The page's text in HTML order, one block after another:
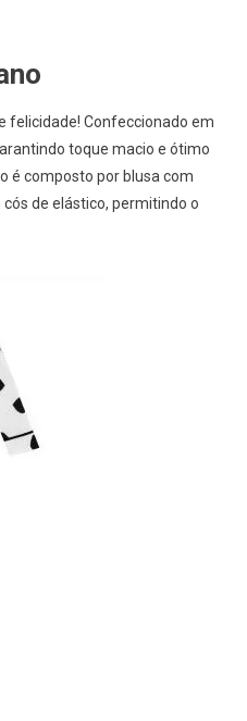
felicidade! Confeccionado em
toque macio e ótimo
é composto por blusa com
de elástico, permitindo o